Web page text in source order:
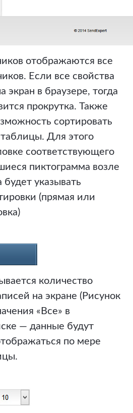
отображаются все
Если все свойства
в браузере, тогда
прокрутка. Также
сортировать
Для этого
соответствующего
пиктограмма возле
будет указывать
(прямая или
количество
на экране (Рисунок
«Все» в
— данные будут
по мере